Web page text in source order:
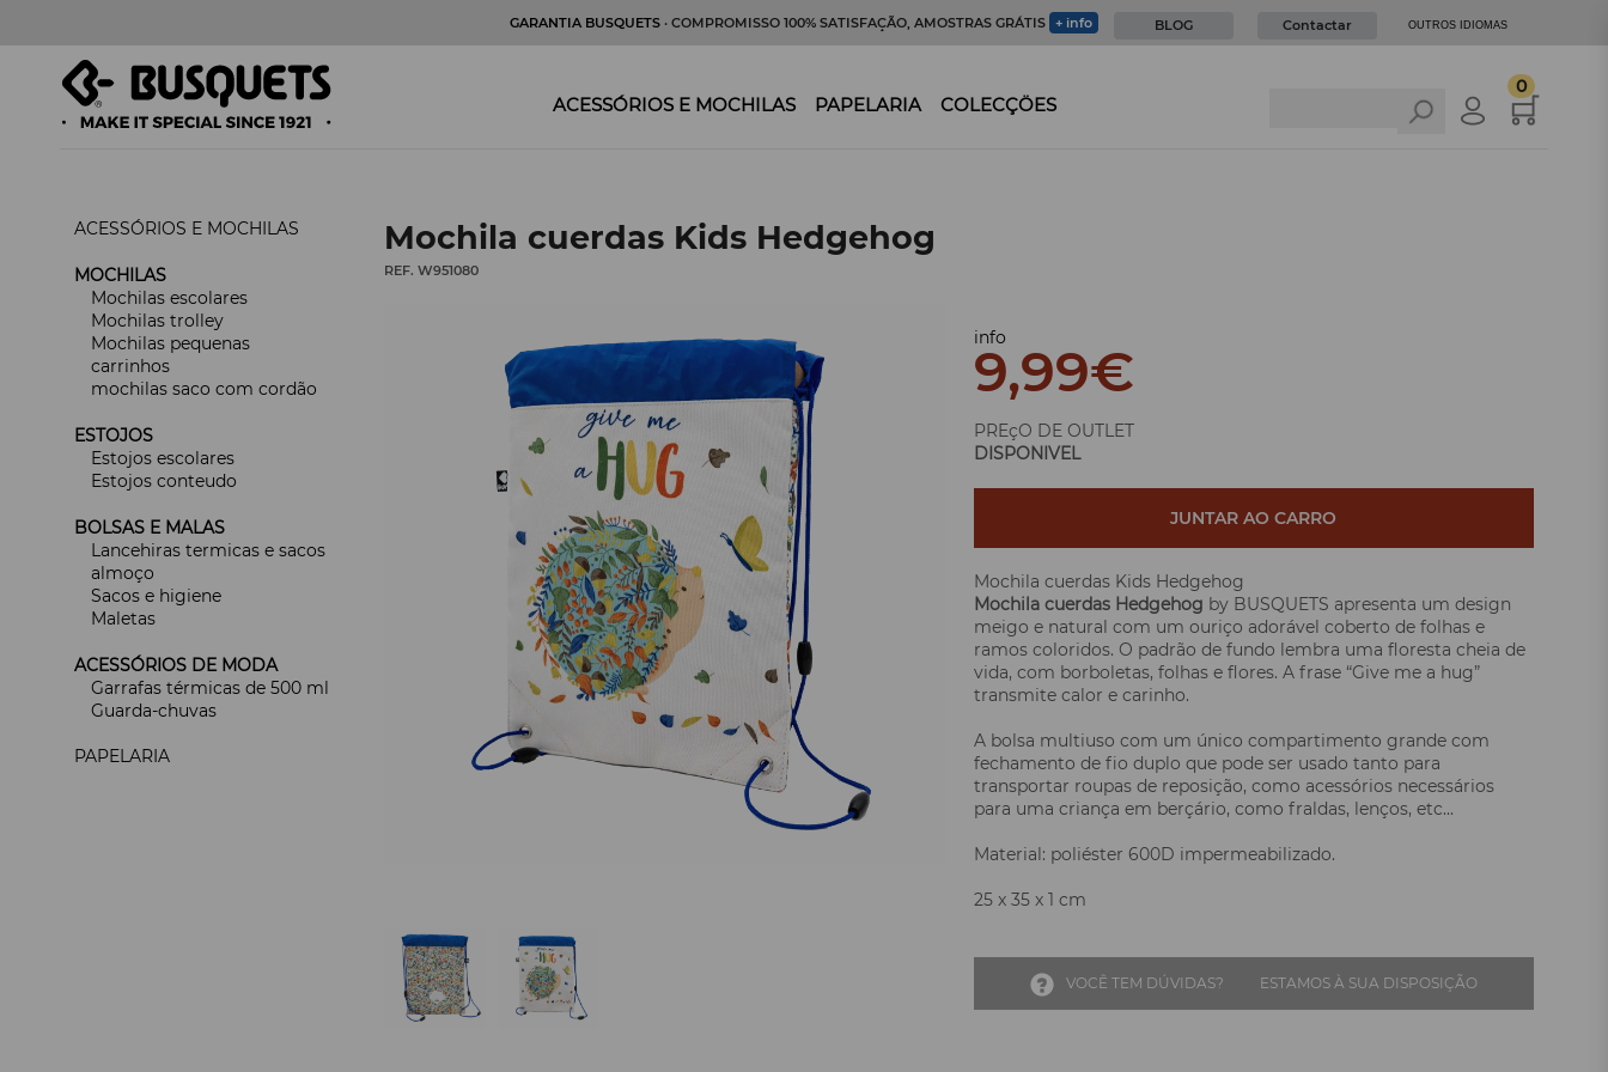
GARANTIA BUSQUETS · COMPROMISSO 100% SATISFAÇÃO, AMOSTRAS GRÁTIS + info BLOG Contactar OUTROS IDIOMAS
ACESSÓRIOS E MOCHILAS PAPELARIA COLECÇÖES
0
ACESSÓRIOS E MOCHILAS
MOCHILAS
Mochilas escolares
Mochilas trolley
Mochilas pequenas
carrinhos
mochilas saco com cordão
ESTOJOS
Estojos escolares
Estojos conteudo
BOLSAS E MALAS
Lancehiras termicas e sacos
almoço
Sacos e higiene
Maletas
ACESSÓRIOS DE MODA
Garrafas térmicas de 500 ml
Guarda-chuvas
PAPELARIA
Mochila cuerdas Kids Hedgehog
REF. W951080
info
9,99€
PREçO DE OUTLET
DISPONIVEL
JUNTAR AO CARRO
Mochila cuerdas Kids Hedgehog
Mochila cuerdas Hedgehog by BUSQUETS apresenta um design
meigo e natural com um ouriço adorável coberto de folhas e
ramos coloridos. O padrão de fundo lembra uma floresta cheia de
vida, com borboletas, folhas e flores. A frase “Give me a hug”
transmite calor e carinho.
A bolsa multiuso com um único compartimento grande com
fechamento de fio duplo que pode ser usado tanto para
transportar roupas de reposição, como acessórios necessários
para uma criança em berçário, como fraldas, lenços, etc...
Material: poliéster 600D impermeabilizado.
25 x 35 x 1 cm
VOCÊ TEM DÚVIDAS? ESTAMOS À SUA DISPOSIÇÃO